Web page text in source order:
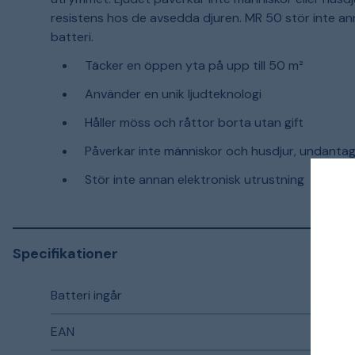
resistens hos de avsedda djuren. MR 50 stör inte
batteri.
Täcker en öppen yta på upp till 50 m²
Använder en unik ljudteknologi
Håller möss och råttor borta utan gift
Påverkar inte människor och husdjur,
Stör inte annan elektronisk utrustning
Specifikationer
Batteri ingår
EAN